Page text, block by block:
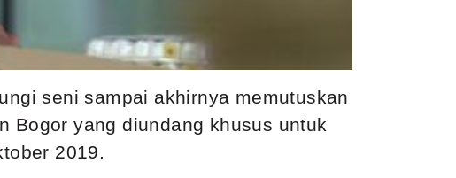
seni sampai akhirnya memutuskan
Bogor yang diundang khusus untuk
2019.